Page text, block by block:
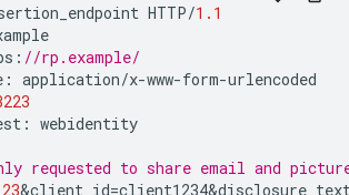
HTTP/1.1
: //rp.example/
: application/x-www-form-urlencoded
: webidentity
requested to share email and
&client_id=